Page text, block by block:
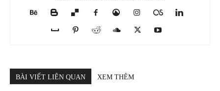
BÀI VIẾT LIÊN QUAN XEM THÊM